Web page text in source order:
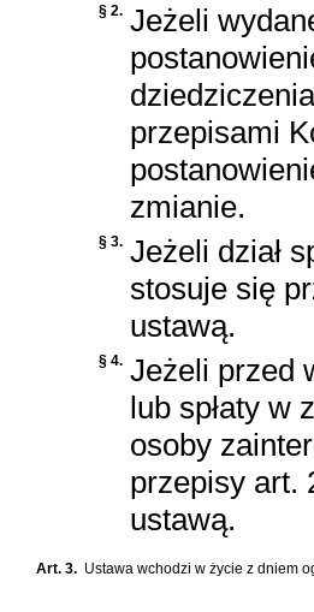
§ 2. Jeżeli
przepisami
zmianie.
§ 3. Jeżeli dział
stosuje się
ustawą.
§ 4. Jeżeli przed
lub spłaty w
osoby
przepisy art.
ustawą.
Art. 3. Ustawa wchodzi w życie z dniem